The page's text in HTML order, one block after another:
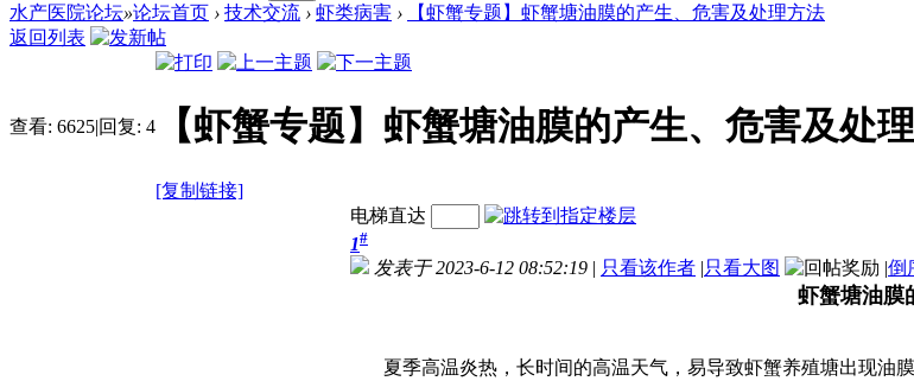
水产医院论坛»论坛首页 › 技术交流 › 虾类病害 ›
【虾蟹专题】虾蟹塘油膜的产生、危害及处理方法
返回列表
查看: 6625|回复: 4 【虾蟹专题】虾蟹塘油膜的产生、危害及处
[复制链接]
电梯直达
1#
发表于 2023-6-12 08:52:19 | 只看该作者 |只看大图 |倒
虾蟹塘油膜
夏季高温炎热，长时间的高温天气，易导致虾蟹养殖塘出现油